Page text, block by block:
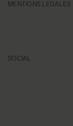
MENTIONS LEGALES
SOCIAL